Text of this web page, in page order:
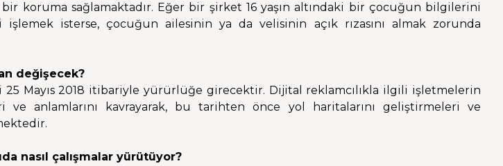
koruma sağlamaktadır. Eğer bir şirket 16 yaşın altındaki bir çocuğun bilgilerini
isterse, çocuğun ailesinin ya da velisinin açık rızasını almak zorunda
değişecek?
25 Mayıs 2018 itibariyle yürürlüğe girecektir. Dijital reklamcılıkla ilgili işletmelerin
ve anlamlarını kavrayarak, bu tarihten önce yol haritalarını geliştirmeleri ve
nasıl çalışmalar yürütüyor?